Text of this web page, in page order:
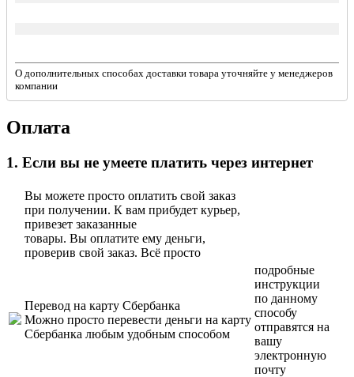
О дополнительных способах доставки товара уточняйте у менеджеров
компании
Оплата
1. Если вы не умеете платить через интернет
Вы можете просто оплатить свой заказ
при получении. К вам прибудет курьер,
привезет заказанные
товары. Вы оплатите ему деньги,
проверив свой заказ. Всё просто
Перевод на карту Сбербанка
Можно просто перевести деньги на карту
Сбербанка любым удобным способом
подробные
инструкции
по данному
способу
отправятся на
вашу
электронную
почту